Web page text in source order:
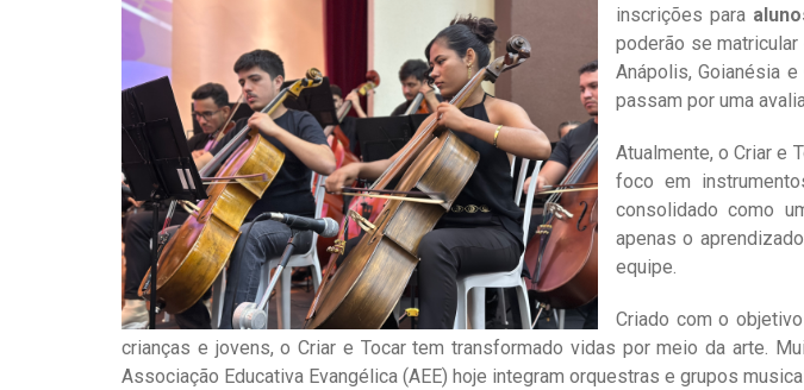
inscrições para
poderão se
Anápolis, Goianésia
passam por uma
Atualmente, o Criar e
foco em
consolidado como
apenas o
equipe.
Criado com o
crianças e jovens, o Criar e Tocar tem transformado vidas por meio da arte.
Associação Educativa Evangélica (AEE) hoje integram orquestras e grupos